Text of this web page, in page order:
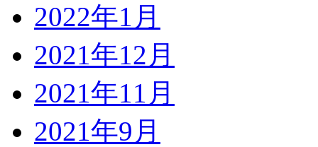
2022年1月
2021年12月
2021年11月
2021年9月